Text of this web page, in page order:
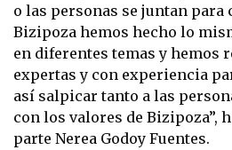
o las personas se juntan para
Bizipoza hemos hecho lo
en diferentes temas y hemos
expertas y con experiencia
así salpicar tanto a las
con los valores de Bizipoza”,
parte Nerea Godoy Fuentes.